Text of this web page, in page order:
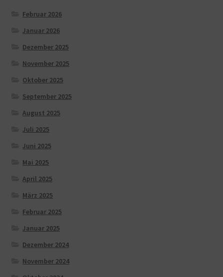
Februar 2026
Januar 2026
Dezember 2025
November 2025
Oktober 2025
September 2025
August 2025
Juli 2025
Juni 2025
Mai 2025
April 2025
März 2025
Februar 2025
Januar 2025
Dezember 2024
November 2024